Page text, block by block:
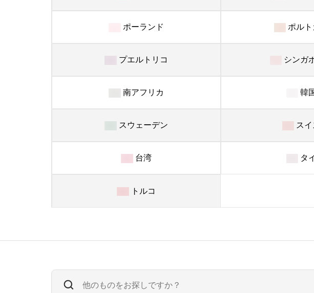
ポーランド ポル
プエルトリコ シンガ
南アフリカ 韓
スウェーデン スイ
台湾 タ
トルコ